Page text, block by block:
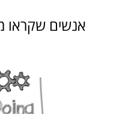
אנשים שקראו